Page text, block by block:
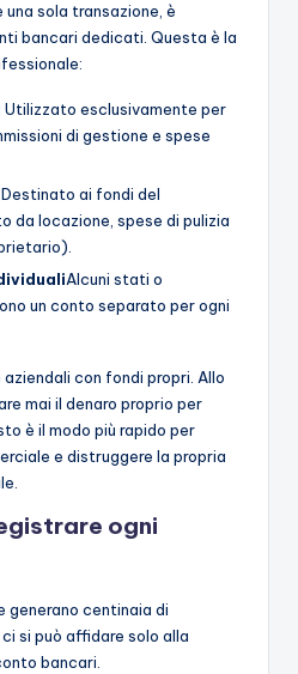
sola transazione, è
bancari dedicati. Questa è la
: Utilizzato esclusivamente per
di gestione e spese
Destinato ai fondi del
da locazione, spese di pulizia
Alcuni stati o
un conto separato per ogni
con fondi propri. Allo
mai il denaro proprio per
è il modo più rapido per
e distruggere la propria
ogni
generano centinaia di
si può affidare solo alla
bancari.